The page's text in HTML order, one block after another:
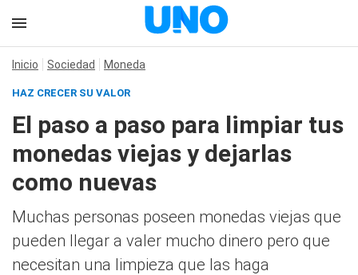
Inicio Sociedad Moneda
HAZ CRECER SU VALOR
El paso a paso para limpiar tus
monedas viejas y dejarlas
como nuevas
Muchas personas poseen monedas viejas que
pueden llegar a valer mucho dinero pero que
necesitan una limpieza que las haga